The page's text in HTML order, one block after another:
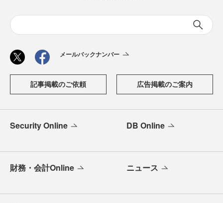
メールバックナンバー
記事掲載のご依頼 広告掲載のご案内
Security Online DB Online
財務・会計Online ニュース